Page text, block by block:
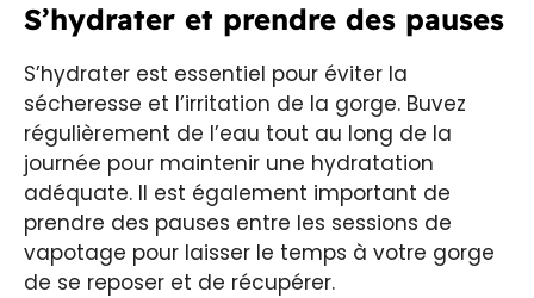
S’hydrater et prendre des pauses
S’hydrater est essentiel pour éviter la
sécheresse et l’irritation de la gorge. Buvez
régulièrement de l’eau tout au long de la
journée pour maintenir une hydratation
adéquate. Il est également important de
prendre des pauses entre les sessions de
vapotage pour laisser le temps à votre gorge
de se reposer et de récupérer.